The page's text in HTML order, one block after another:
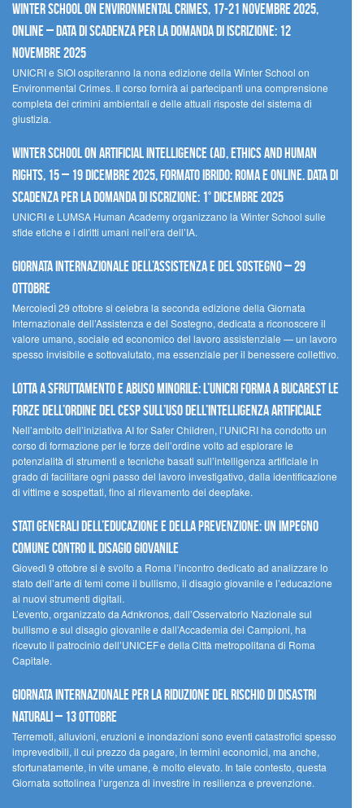
Winter School on Environmental Crimes, 17-21 novembre 2025,
Online – Data di scadenza per la domanda di iscrizione: 12
novembre 2025
UNICRI e SIOI ospiteranno la nona edizione della Winter School on
Environmental Crimes. Il corso fornirà ai partecipanti una comprensione
completa dei crimini ambientali e delle attuali risposte del sistema di
giustizia.
Winter School on Artificial Intelligence (AI), Ethics and Human
Rights, 15 – 19 dicembre 2025, Formato Ibrido: Roma e online. Data di
scadenza per la domanda di iscrizione: 1° dicembre 2025
UNICRI e LUMSA Human Academy organizzano la Winter School sulle
sfide etiche e i diritti umani nell’era dell’IA.
Giornata internazionale dell’assistenza e del sostegno – 29
ottobre
MercoledÌ 29 ottobre si celebra la seconda edizione della Giornata
Internazionale dell’Assistenza e del Sostegno, dedicata a riconoscere il
valore umano, sociale ed economico del lavoro assistenziale — un lavoro
spesso invisibile e sottovalutato, ma essenziale per il benessere collettivo.
Lotta a sfruttamento e abuso minorile: l’UNICRI forma a Bucarest le
forze dell’ordine del CESP sull’uso dell’Intelligenza Artificiale
Nell’ambito dell’iniziativa AI for Safer Children, l’UNICRI ha condotto un
corso di formazione per le forze dell’ordine volto ad esplorare le
potenzialità di strumenti e tecniche basati sull’intelligenza artificiale in
grado di facilitare ogni passo del lavoro investigativo, dalla identificazione
di vittime e sospettati, fino al rilevamento dei deepfake.
Stati Generali dell’Educazione e della Prevenzione: un impegno
comune contro il disagio giovanile
Giovedì 9 ottobre si è svolto a Roma l’incontro dedicato ad analizzare lo
stato dell’arte di temi come il bullismo, il disagio giovanile e l’educazione
ai nuovi strumenti digitali.
L’evento, organizzato da Adnkronos, dall’Osservatorio Nazionale sul
bullismo e sul disagio giovanile e dall’Accademia dei Campioni, ha
ricevuto il patrocinio dell’UNICEF e della Città metropolitana di Roma
Capitale.
Giornata internazionale per la riduzione del rischio di disastri
naturali – 13 ottobre
Terremoti, alluvioni, eruzioni e inondazioni sono eventi catastrofici spesso
imprevedibili, il cui prezzo da pagare, in termini economici, ma anche,
sfortunatamente, in vite umane, è molto elevato. In tale contesto, questa
Giornata sottolinea l’urgenza di investire in resilienza e prevenzione.